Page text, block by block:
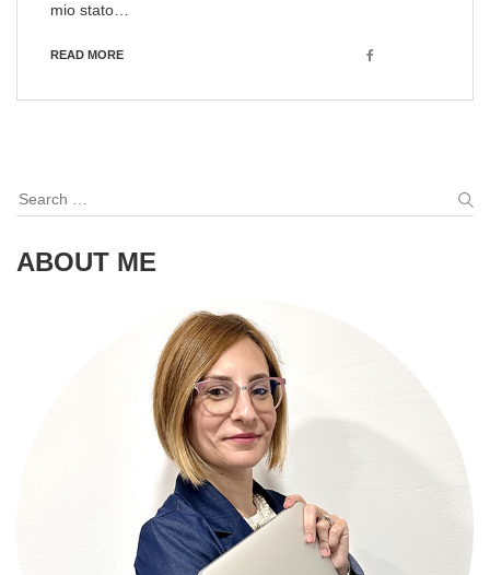
mio stato…
READ MORE Facebook
Search
ABOUT ME